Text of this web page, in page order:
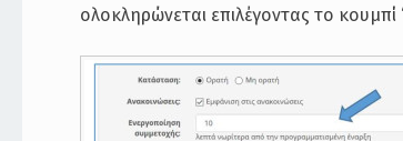
ολοκληρώνεται επιλέγοντας το